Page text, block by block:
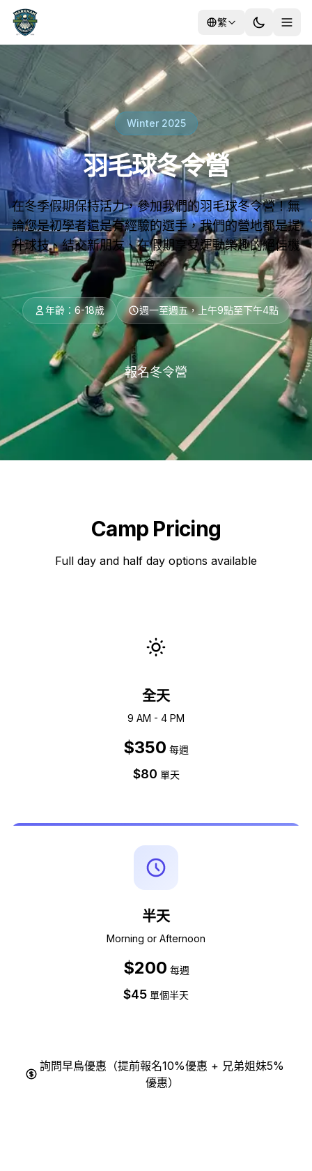
繁
培訓
營地
Winter 2025
羽毛球冬令營
在冬季假期保持活力，參加我們的羽毛球冬令營！無
論您是初學者還是有經驗的選手，我們的營地都是提
升球技、結交新朋友、在假期享受運動樂趣的絕佳機
會。
年齡：6-18歲 週一至週五，上午9點至下午4點
報名冬令營
Camp Pricing
Full day and half day options available
全天
9 AM - 4 PM
$350 每週
$80 單天
半天
Morning or Afternoon
$200 每週
$45 單個半天
詢問早鳥優惠（提前報名10%優惠 + 兄弟姐妹5%
優惠）